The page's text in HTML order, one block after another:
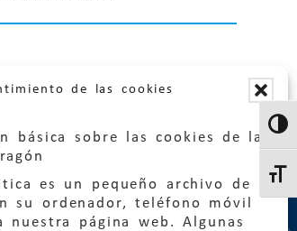
de las cookies
básica sobre las cookies de la
es un pequeño archivo de
su ordenador, teléfono móvil
página web. Algunas